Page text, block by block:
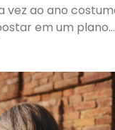
vez ao ano
em um plano…